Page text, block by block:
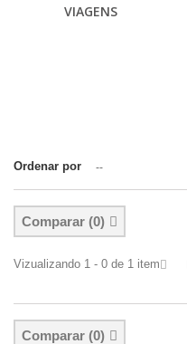
VIAGENS
Ordenar por --
Comparar (0)
Vizualizando 1 - 0 de 1 item
Comparar (0)